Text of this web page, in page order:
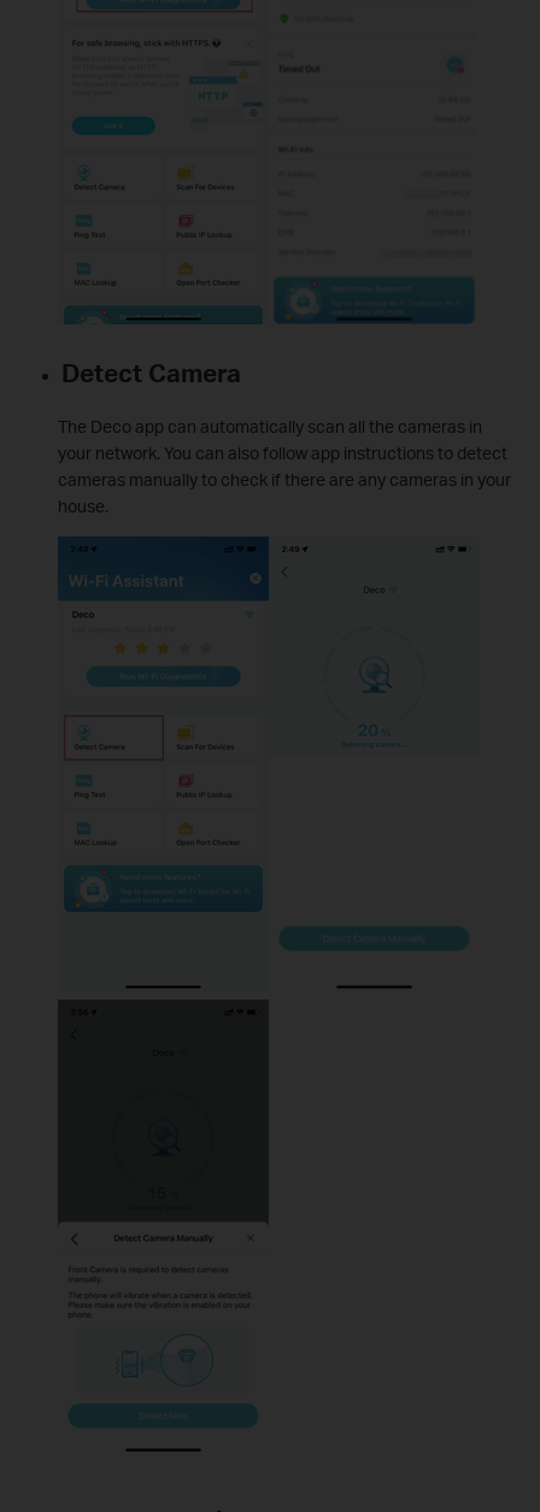
Detect Camera
The Deco app can automatically scan all the cameras in
your network. You can also follow app instructions to detect
cameras manually to check if there are any cameras in your
house.